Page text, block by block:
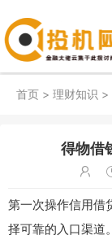
首页 > 理财知识 >
得物借
第一次操作信用借
择可靠的入口渠道